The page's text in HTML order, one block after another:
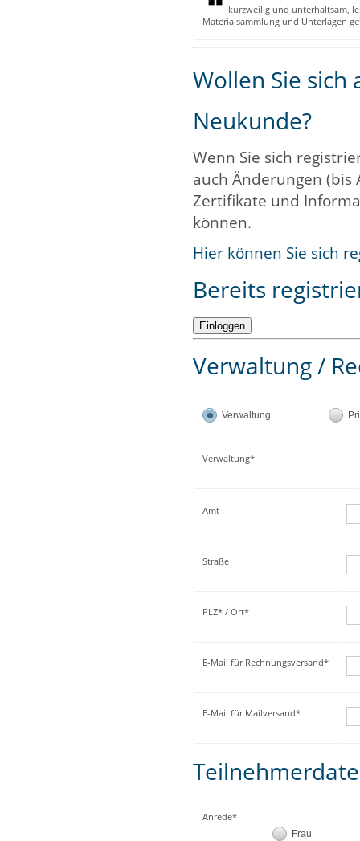
kurzweilig und unterhaltsam,
Materialsammlung und Unterlagen
Wollen Sie sich
Neukunde?
Wenn Sie sich
auch Änderungen
Zertifikate und
können.
Hier können Sie sich
Bereits
Verwaltung /
Verwaltung
Verwaltung*
Amt
Straße
PLZ* / Ort*
E-Mail für Rechnungsversand*
E-Mail für Mailversand*
Anrede*
Frau